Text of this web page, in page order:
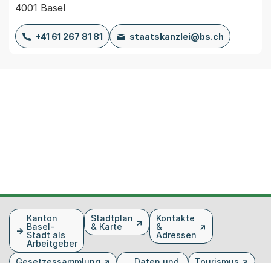
4001 Basel
+41 61 267 81 81 staatskanzlei@bs.ch
FusszeileKanton
Basel-
Stadt als
Arbeitgeber
Stadtplan
& Karte
Kontakte
&
Adressen